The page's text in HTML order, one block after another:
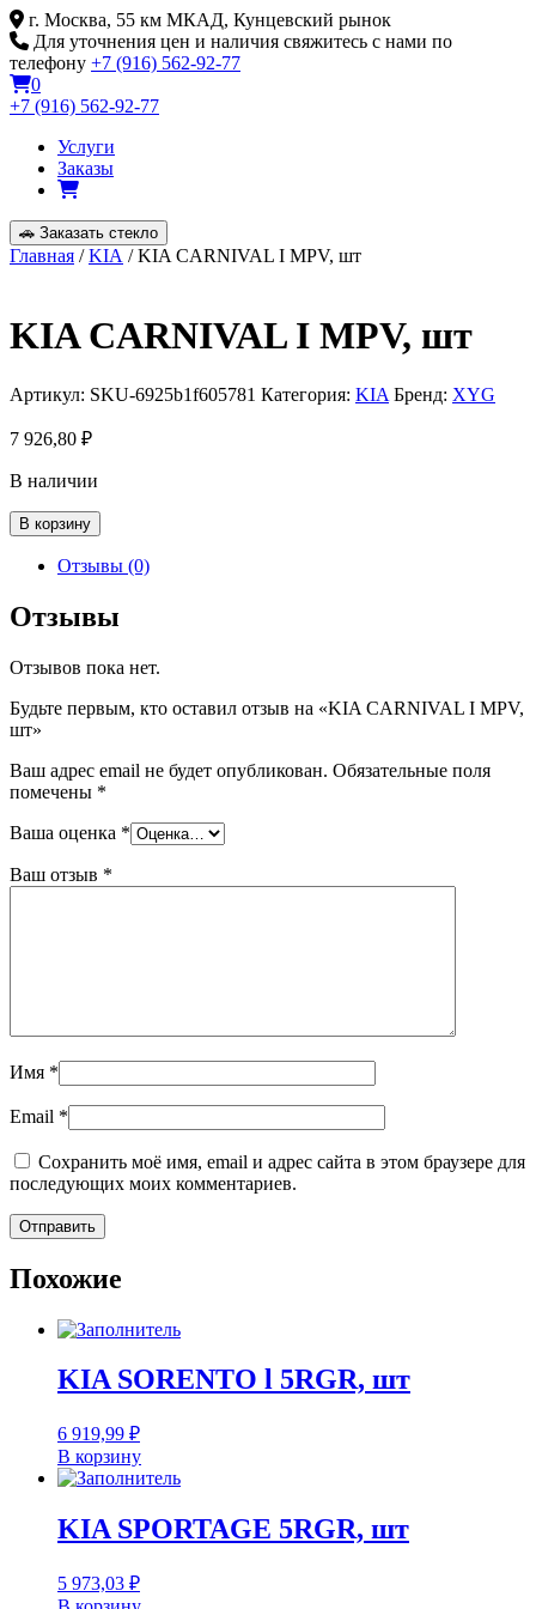
Skip
to
content
г. Москва, 55 км МКАД, Кунцевский рынок
Для уточнения цен и наличия свяжитесь с нами по
телефону +7 (916) 562-92-77
0
+7 (916) 562-92-77
Услуги
Заказы
🚗 Заказать стекло
Главная /KIA / KIA CARNIVAL I MPV, шт
KIA CARNIVAL I MPV, шт
Артикул: SKU-6925b1f605781 Категория: KIA Бренд: XYG
7 926,80 ₽
В наличии
Количество
товара
KIA
I
MPV,
В корзину
Отзывы (0)
Отзывы
Отзывов пока нет.
Будьте первым, кто оставил отзыв на «KIA CARNIVAL I MPV,
шт»
Ваш адрес email не будет опубликован. Обязательные поля
помечены *
Ваша оценка *
Ваш отзыв *
Имя *
Email *
Сохранить моё имя, email и адрес сайта в этом браузере для
последующих моих комментариев.
Похожие
KIA SORENTO l 5RGR, шт
6 919,99 ₽
В корзину
KIA SPORTAGE 5RGR, шт
5 973,03 ₽